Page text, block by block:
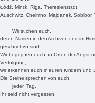
Łódź, Minsk, Riga, Theresienstadt,
Auschwitz, Chelmno, Majdanek, Sobibor,
Wir suchen euch,
deren Namen in den Archiven und im
geschrieben sind.
Wir begegnen euch an Orten der Angst
Verfolgung,
wir erkennen euch in euren Kindern und
Die Steine sprechen von euch,
jeden Tag.
Ihr seid nicht vergessen.